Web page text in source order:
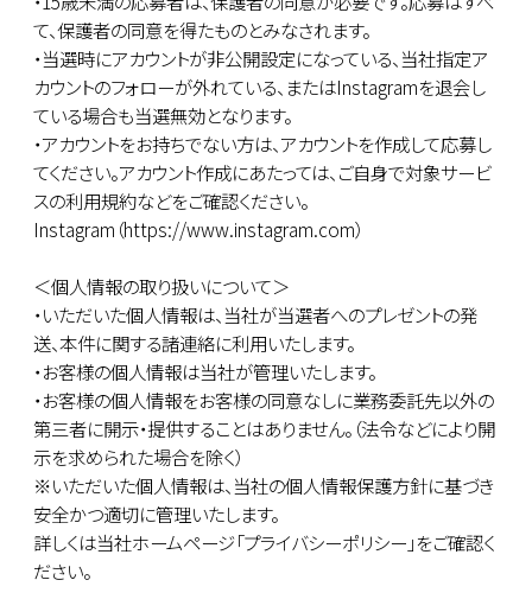
て、保護者の同意を得たものとみなされます。
・当選時にアカウントが非公開設定になっている、当社指定ア
カウントのフォローが外れている、またはInstagramを退会し
ている場合も当選無効となります。
・アカウントをお持ちでない方は、アカウントを作成して応募し
てください。アカウント作成にあたっては、ご自身で対象サービ
スの利用規約などをご確認ください。
Instagram（https://www.instagram.com）
＜個人情報の取り扱いについて＞
・いただいた個人情報は、当社が当選者へのプレゼントの発
送、本件に関する諸連絡に利用いたします。
・お客様の個人情報は当社が管理いたします。
・お客様の個人情報をお客様の同意なしに業務委託先以外の
第三者に開示・提供することはありません。（法令などにより開
示を求められた場合を除く）
※いただいた個人情報は、当社の個人情報保護方針に基づき
安全かつ適切に管理いたします。
詳しくは当社ホームページ「プライバシーポリシー」をご確認く
ださい。